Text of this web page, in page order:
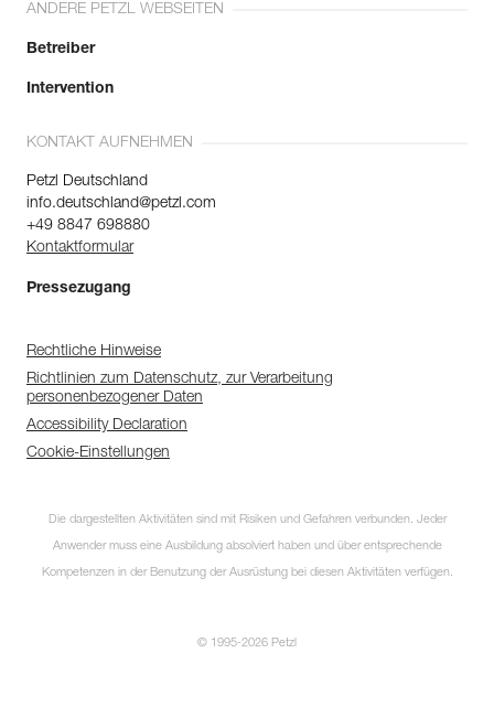
ANDERE PETZL WEBSEITEN
Betreiber
Intervention
KONTAKT AUFNEHMEN
Petzl Deutschland
info.deutschland@petzl.com
+49 8847 698880
Kontaktformular
Pressezugang
Rechtliche Hinweise
Richtlinien zum Datenschutz, zur Verarbeitung
personenbezogener Daten
Accessibility Declaration
Cookie-Einstellungen
Die dargestellten Aktivitäten sind mit Risiken und Gefahren verbunden. Jeder
Anwender muss eine Ausbildung absolviert haben und über entsprechende
Kompetenzen in der Benutzung der Ausrüstung bei diesen Aktivitäten verfügen.
© 1995-2026 Petzl